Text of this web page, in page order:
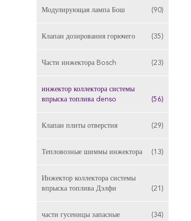
Модулирующая лампа Бош (90)
Клапан дозирования горючего (35)
Части инжектора Bosch (23)
инжектор коллектора системы
впрыска топлива denso
(56)
Клапан плиты отверстия (29)
Тепловозные шиммы инжектора (13)
Инжектор коллектора системы
впрыска топлива Дэлфи
(21)
части гусеницы запасные (34)